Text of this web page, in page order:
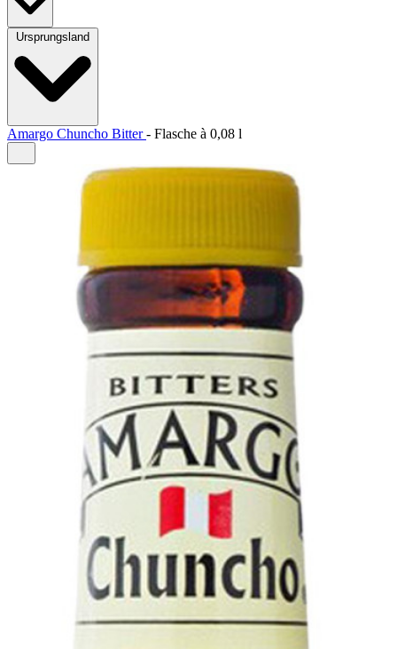
Ursprungsland
Amargo Chuncho Bitter- Flasche à 0,08 l